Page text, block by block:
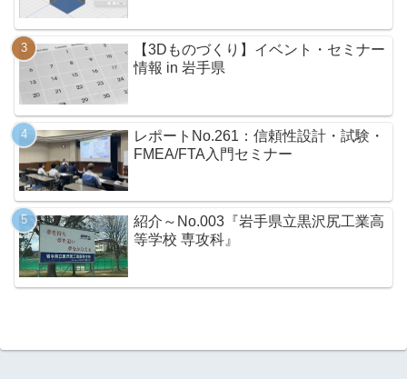
【3Dものづくり】イベント・セミナー
情報 in 岩手県
レポートNo.261：信頼性設計・試験・
FMEA/FTA入門セミナー
紹介～No.003『岩手県立黒沢尻工業高
等学校 専攻科』